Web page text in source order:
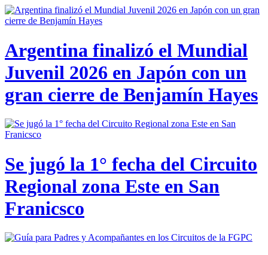
Argentina finalizó el Mundial
Juvenil 2026 en Japón con un
gran cierre de Benjamín Hayes
Se jugó la 1° fecha del Circuito
Regional zona Este en San
Franicsco